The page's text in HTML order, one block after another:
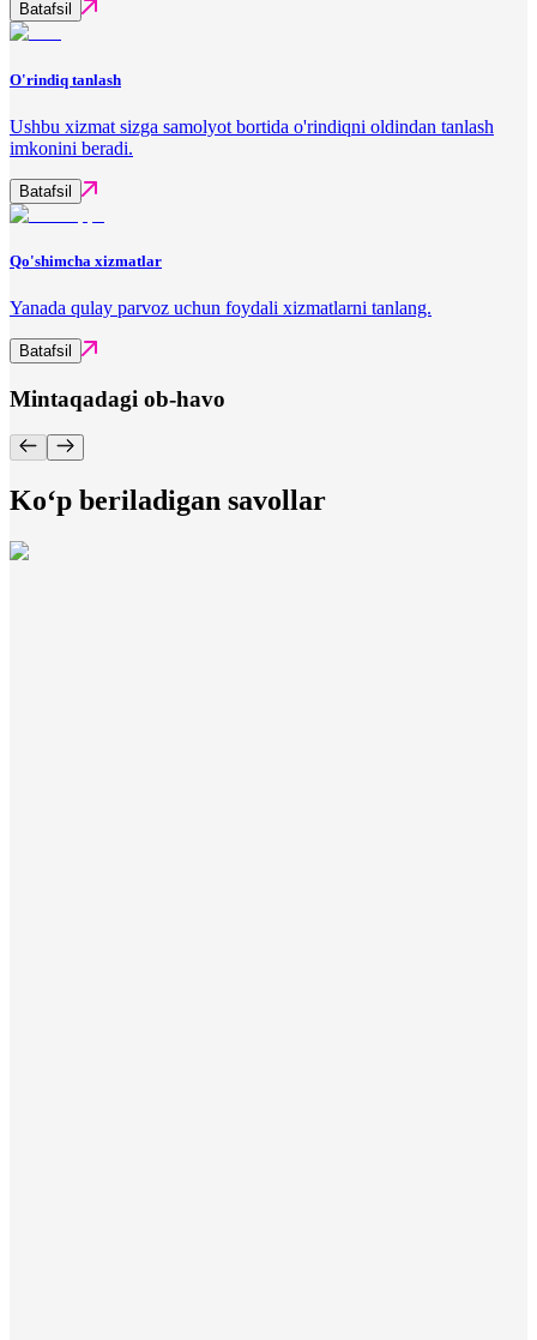
Batafsil
O'rindiq tanlash
Ushbu xizmat sizga samolyot bortida o'rindiqni oldindan tanlash
imkonini beradi.
Batafsil
Qo'shimcha xizmatlar
Yanada qulay parvoz uchun foydali xizmatlarni tanlang.
Batafsil
Mintaqadagi ob-havo
Ko‘p beriladigan savollar